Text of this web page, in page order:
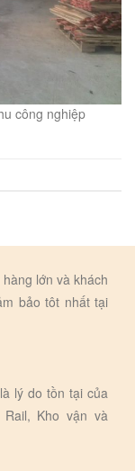
công nghiệp
lớn và khách
bảo tôt nhất tại
lý do tồn tại của
Kho vận và